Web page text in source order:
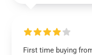
First time buying